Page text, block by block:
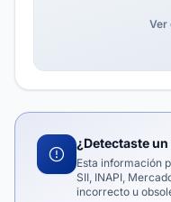
Ver
¿Detectaste
Esta información
SII, INAPI,
incorrecto u